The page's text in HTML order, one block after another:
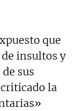
que
de insultos y
sus
la